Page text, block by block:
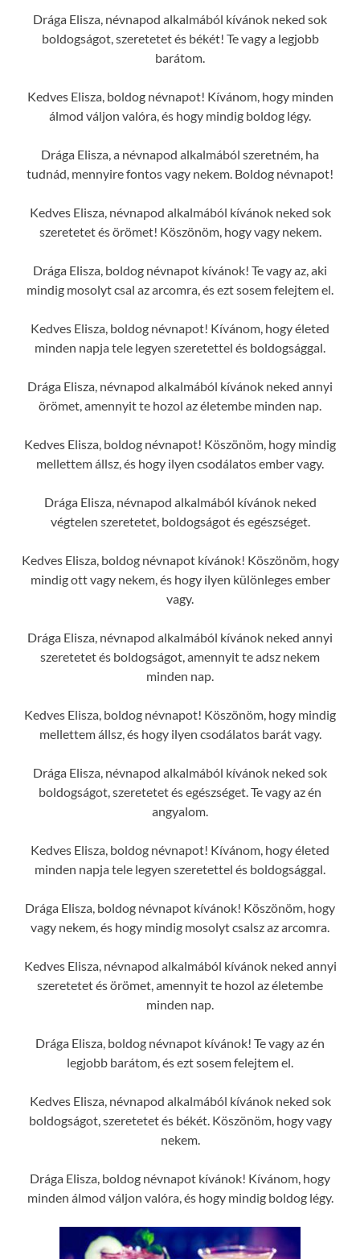
Drága Elisza, névnapod alkalmából kívánok neked sok
boldogságot, szeretetet és békét! Te vagy a legjobb
barátom.
Kedves Elisza, boldog névnapot! Kívánom, hogy minden
álmod váljon valóra, és hogy mindig boldog légy.
Drága Elisza, a névnapod alkalmából szeretném, ha
tudnád, mennyire fontos vagy nekem. Boldog névnapot!
Kedves Elisza, névnapod alkalmából kívánok neked sok
szeretetet és örömet! Köszönöm, hogy vagy nekem.
Drága Elisza, boldog névnapot kívánok! Te vagy az, aki
mindig mosolyt csal az arcomra, és ezt sosem felejtem el.
Kedves Elisza, boldog névnapot! Kívánom, hogy életed
minden napja tele legyen szeretettel és boldogsággal.
Drága Elisza, névnapod alkalmából kívánok neked annyi
örömet, amennyit te hozol az életembe minden nap.
Kedves Elisza, boldog névnapot! Köszönöm, hogy mindig
mellettem állsz, és hogy ilyen csodálatos ember vagy.
Drága Elisza, névnapod alkalmából kívánok neked
végtelen szeretetet, boldogságot és egészséget.
Kedves Elisza, boldog névnapot kívánok! Köszönöm, hogy
mindig ott vagy nekem, és hogy ilyen különleges ember
vagy.
Drága Elisza, névnapod alkalmából kívánok neked annyi
szeretetet és boldogságot, amennyit te adsz nekem
minden nap.
Kedves Elisza, boldog névnapot! Köszönöm, hogy mindig
mellettem állsz, és hogy ilyen csodálatos barát vagy.
Drága Elisza, névnapod alkalmából kívánok neked sok
boldogságot, szeretetet és egészséget. Te vagy az én
angyalom.
Kedves Elisza, boldog névnapot! Kívánom, hogy életed
minden napja tele legyen szeretettel és boldogsággal.
Drága Elisza, boldog névnapot kívánok! Köszönöm, hogy
vagy nekem, és hogy mindig mosolyt csalsz az arcomra.
Kedves Elisza, névnapod alkalmából kívánok neked annyi
szeretetet és örömet, amennyit te hozol az életembe
minden nap.
Drága Elisza, boldog névnapot kívánok! Te vagy az én
legjobb barátom, és ezt sosem felejtem el.
Kedves Elisza, névnapod alkalmából kívánok neked sok
boldogságot, szeretetet és békét. Köszönöm, hogy vagy
nekem.
Drága Elisza, boldog névnapot kívánok! Kívánom, hogy
minden álmod váljon valóra, és hogy mindig boldog légy.